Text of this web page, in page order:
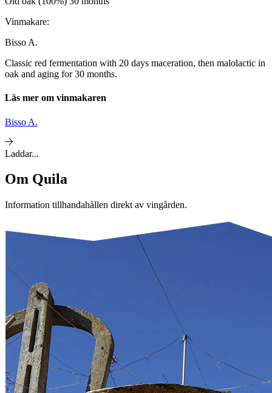
Vinmakare:
Bisso A.
Classic red fermentation with 20 days maceration, then malolactic in
oak and aging for 30 months.
Läs mer om vinmakaren
Bisso A.
Laddar...
Om Quila
Information tillhandahållen direkt av vingården.